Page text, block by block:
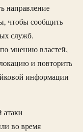
направление
чтобы сообщить
служб.
мнению властей,
и повторить
информации
во время